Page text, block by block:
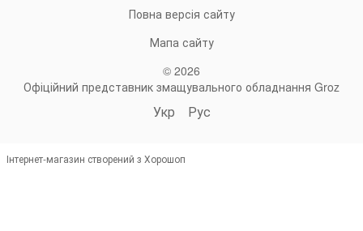
Повна версія сайту
Мапа сайту
© 2026
Офіційний представник змащувального обладнання Groz
Укр Рус
Інтернет-магазин створений з Хорошоп